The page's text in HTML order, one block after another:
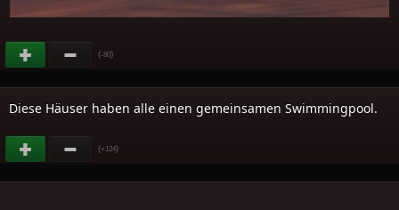
(-80)
Diese Häuser haben alle einen gemeinsamen Swimmingpool.
(+124)